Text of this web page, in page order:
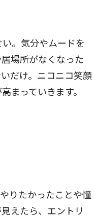
。気分やムードを
場所がなくなった
だけ。ニコニコ笑顔
まっていきます。
りたかったことや憧
えたら、エントリ